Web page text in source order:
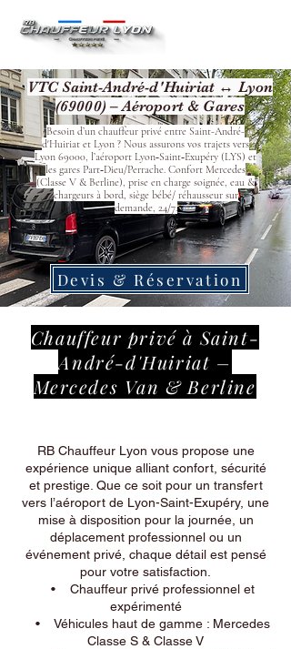
VTC Saint-André-d'Huiriat ↔ Lyon
(69000) – Aéroport & Gares
Besoin d’un chauffeur privé entre Saint-André-
d'Huiriat et Lyon ? Nous assurons vos trajets vers
Lyon 69000, l’aéroport Lyon‑Saint‑Exupéry (LYS) et
les gares Part‑Dieu/Perrache. Confort Mercedes
(Classe V & Berline), prise en charge soignée, eau &
chargeurs à bord, siège bébé/ réhausseur sur
demande, 24/7.
Devis & Réservation
Chauffeur privé à Saint-
André-d'Huiriat –
Mercedes Van & Berline
RB Chauffeur Lyon vous propose une
expérience unique alliant confort, sécurité
et prestige. Que ce soit pour un transfert
vers l’aéroport de Lyon-Saint-Exupéry, une
mise à disposition pour la journée, un
déplacement professionnel ou un
événement privé, chaque détail est pensé
pour votre satisfaction.
• Chauffeur privé professionnel et
expérimenté
• Véhicules haut de gamme : Mercedes
Classe S & Classe V